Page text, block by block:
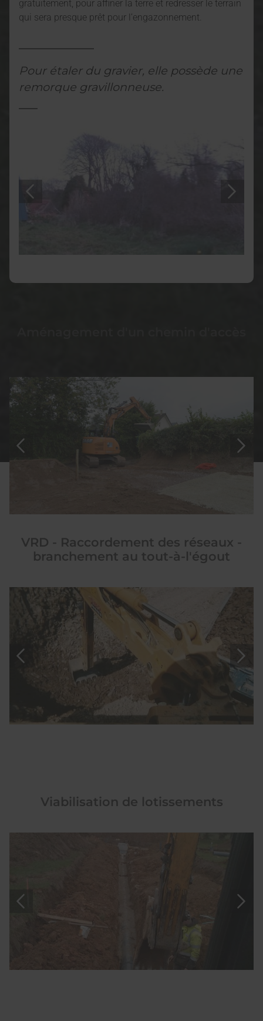
gratuitement, pour affiner la terre et redresser le terrain
qui sera presque prêt pour l’engazonnement.
Pour étaler du gravier, elle possède une
remorque gravillonneuse.
VRD - Raccordement des réseaux -
branchement au tout-à-l'égout
Viabilisation de lotissements